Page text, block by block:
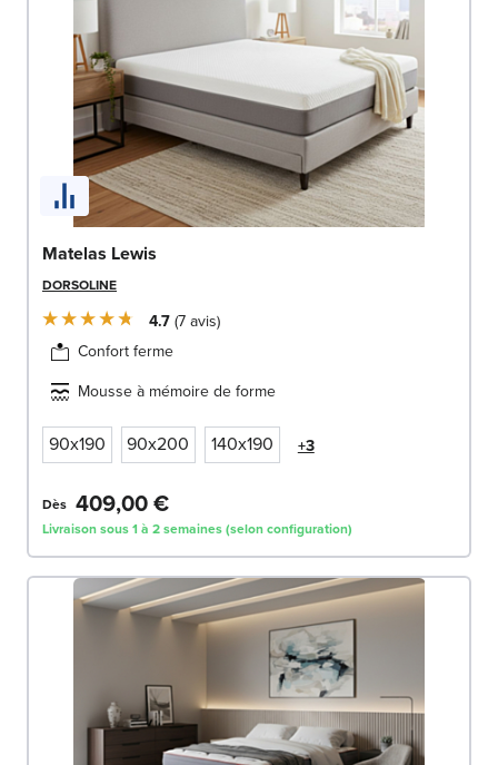
Matelas Lewis
DORSOLINE
4.7 7avis
Confort ferme
Mousse à mémoire de forme
90x190 90x200 140x190 +3
Dès 409,00 €
Livraison sous 1 à 2 semaines (selon configuration)